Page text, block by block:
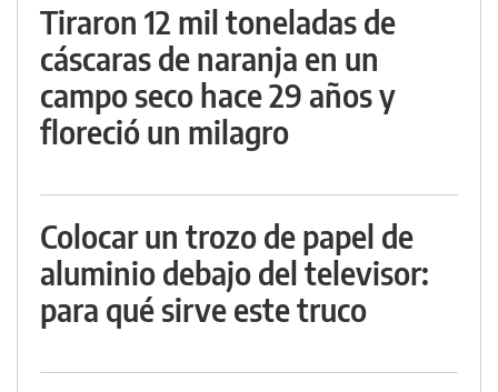
Tiraron 12 mil toneladas de
cáscaras de naranja en un
campo seco hace 29 años y
floreció un milagro
Colocar un trozo de papel de
aluminio debajo del televisor:
para qué sirve este truco